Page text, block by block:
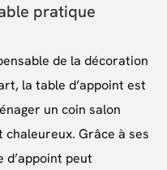
pratique
de la décoration
la table d’appoint est
un coin salon
Grâce à ses
d’appoint peut